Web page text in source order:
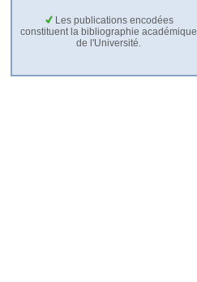
Les publications encodées
constituent la bibliographie académique
de l'Université.